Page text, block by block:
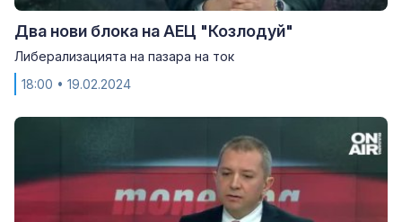
Два нови блока на АЕЦ "Козлодуй"
Либерализацията на пазара на ток
18:00 • 19.02.2024